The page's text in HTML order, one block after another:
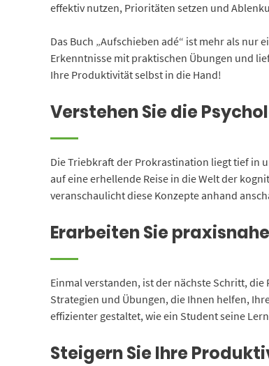
effektiv nutzen, Prioritäten setzen und
Das Buch „Aufschieben adé“ ist mehr als
Erkenntnisse mit praktischen Übungen und
Ihre Produktivität selbst in die Hand!
Verstehen Sie die
Die Triebkraft der Prokrastination liegt tief in
auf eine erhellende Reise in die Welt der
veranschaulicht diese Konzepte anhand
Erarbeiten Sie
Einmal verstanden, ist der nächste Schritt,
Strategien und Übungen, die Ihnen helfen,
effizienter gestaltet, wie ein Student seine
Steigern Sie Ihre